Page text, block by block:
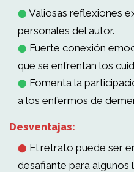
⬤ Valiosas reflexiones
personales del autor.
⬤ Fuerte conexión
que se enfrentan los
⬤ Fomenta la
a los enfermos de
Desventajas:
⬤ El retrato puede ser
desafiante para algunos